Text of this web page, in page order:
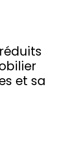
et sa